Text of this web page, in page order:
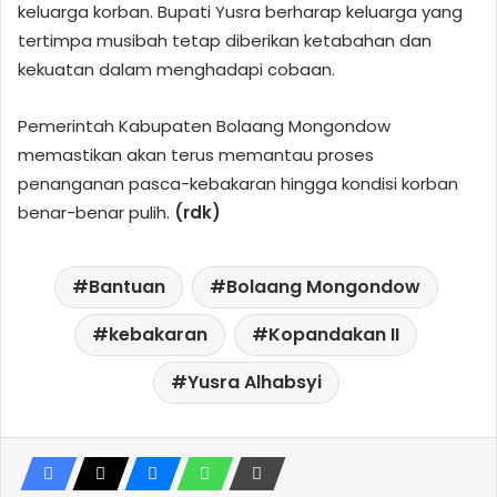
keluarga korban. Bupati Yusra berharap keluarga yang
tertimpa musibah tetap diberikan ketabahan dan
kekuatan dalam menghadapi cobaan.
Pemerintah Kabupaten Bolaang Mongondow
memastikan akan terus memantau proses
penanganan pasca-kebakaran hingga kondisi korban
benar-benar pulih. (rdk)
Bantuan
Bolaang Mongondow
kebakaran
Kopandakan II
Yusra Alhabsyi